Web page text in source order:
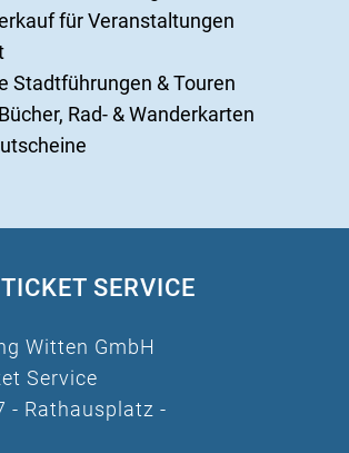
für Veranstaltungen
Stadtführungen & Touren
Rad- & Wanderkarten
SERVICE
Witten GmbH
Service
- Rathausplatz -